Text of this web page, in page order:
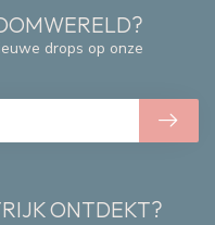
ONTDEKT?
drops op onze